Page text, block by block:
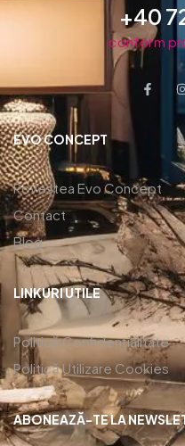
+40
conform
EVO CONCEPT
Povestea Evo Concept
Contact
Blog
LINKURI UTILE
Politică Confidențialitate
Politică Utilizare Cookies
ABONEAZĂ-TE LA